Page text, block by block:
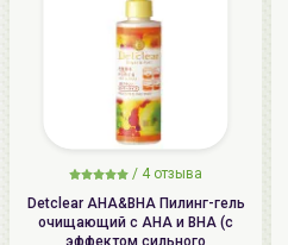
/ 4 отзыва
Detclear AHA&BHA Пилинг-гель
очищающий с AHA и BHA (с
эффектом сильного